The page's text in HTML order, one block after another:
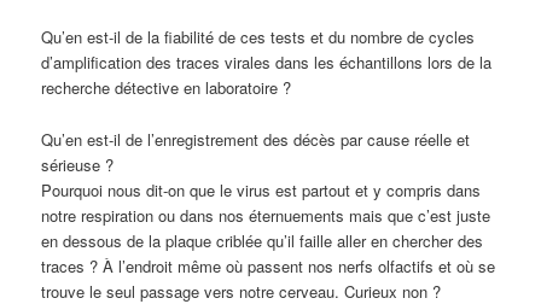
Qu’en est-il de la fiabilité de ces tests et du nombre de cycles
d’amplification des traces virales dans les échantillons lors de la
recherche détective en laboratoire ?
Qu’en est-il de l’enregistrement des décès par cause réelle et
sérieuse ?
Pourquoi nous dit-on que le virus est partout et y compris dans
notre respiration ou dans nos éternuements mais que c’est juste
en dessous de la plaque criblée qu’il faille aller en chercher des
traces ? À l’endroit même où passent nos nerfs olfactifs et où se
trouve le seul passage vers notre cerveau. Curieux non ?